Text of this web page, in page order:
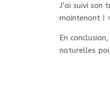
J’ai suivi son
maintenant !
En
naturelles